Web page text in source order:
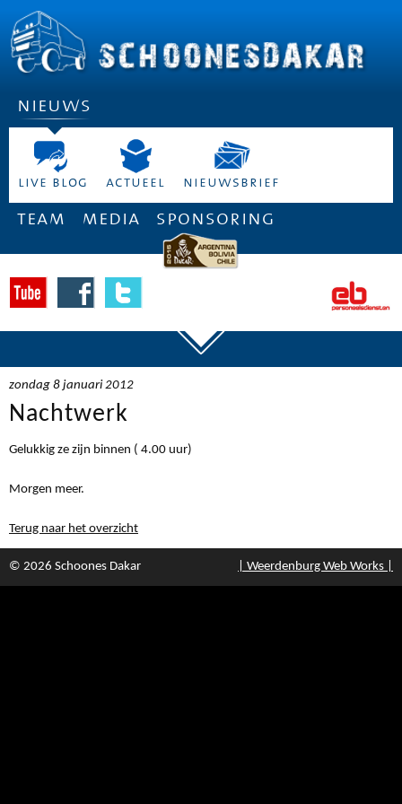
nieuws
live blog actueel nieuwsbrief
team media sponsoring
zondag 8 januari 2012
Nachtwerk
Gelukkig ze zijn binnen ( 4.00 uur)
Morgen meer.
Terug naar het overzicht
© 2026 Schoones Dakar | Weerdenburg Web Works |